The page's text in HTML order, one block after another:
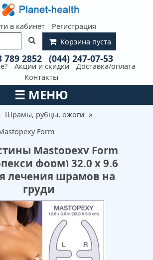
Акции и скидки
Доставка/оплата
Контакты
Корзина пуста
в кабинет Регистрация
789 2852 (044) 247-07-53
☰ МЕНЮ
Шрамы, рубцы, ожоги »
Form
Mastopexy Form
форм) 32.0 x 9.6
лечения шрамов на
груди